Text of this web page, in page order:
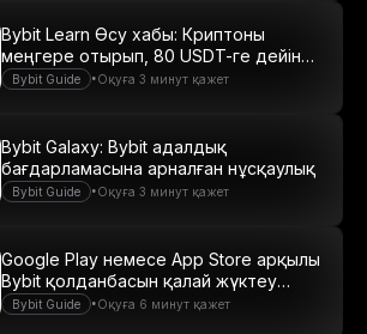
Bybit Guide •Оқуға 3 минут қажет
Bybit Learn Өсу хабы: Криптоны
меңгере отырып, 80 USDT-ге дейін
табыс табыңыз
Bybit Guide •Оқуға 3 минут қажет
Bybit Galaxy: Bybit адалдық
бағдарламасына арналған нұсқаулық
Bybit Guide •Оқуға 6 минут қажет
Google Play немесе App Store арқылы
Bybit қолданбасын қалай жүктеу
керек